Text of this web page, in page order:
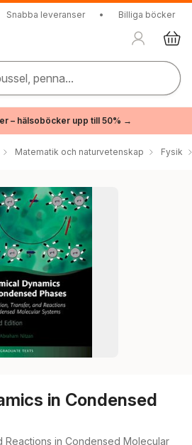
Snabba leveranser • Billiga böcker
penna...
– hälsoböcker upp till 50% →
Matematik och naturvetenskap Fysik
in Condensed
Reactions in Condensed Molecular